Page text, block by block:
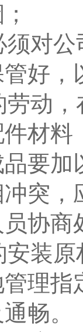
对公
好，
动，
材
要
突
协商
装原
理
畅。